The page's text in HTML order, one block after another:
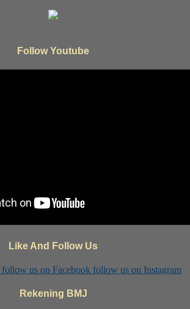
Follow Youtube
Like And Follow Us
follow us on Facebook follow us on Instagram
Rekening BMJ